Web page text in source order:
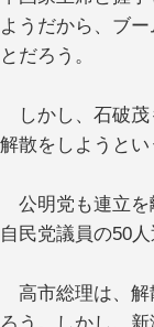
ようだから、ブ
とだろう。
しかし、石破茂
解散をしようとい
公明党も連立を
自民党議員の50
高市総理は、解